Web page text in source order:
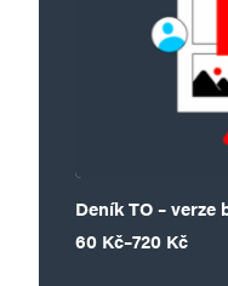
Deník TO – verze
60 Kč–720 Kč
Rozpětí cen: 60 Kč